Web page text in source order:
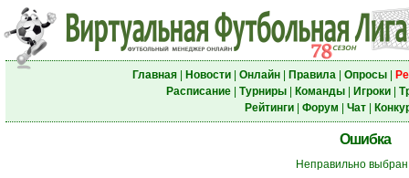
Главная| Новости| Онлайн| Правила| Опросы|
Расписание| Турниры| Команды| Игроки|
Рейтинги| Форум Чат|
Ошибка
Неправильно